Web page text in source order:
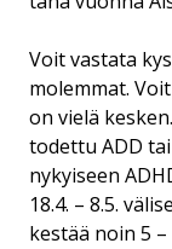
Voit vastata
molemmat.
on vielä
todettu ADD
nykyiseen
18.4. – 8.5.
kestää noin 5